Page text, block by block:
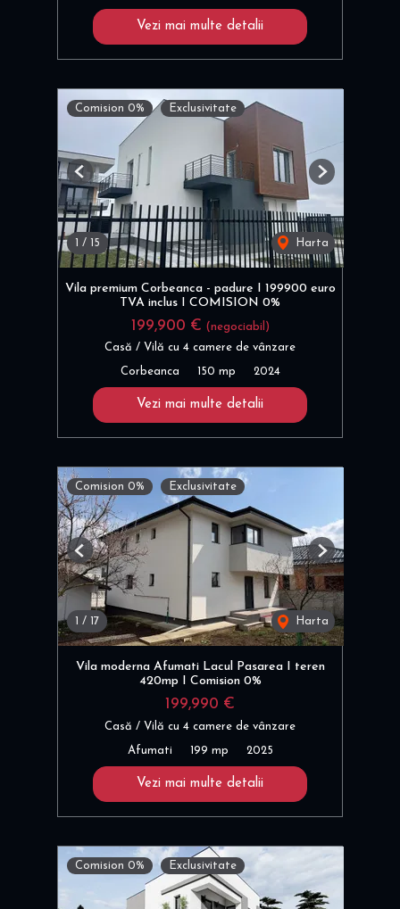
Vezi mai multe detalii
Comision 0% Exclusivitate
1 / 15 Harta
Previous Next
Vila premium Corbeanca - padure I 199900 euro
TVA inclus I COMISION 0%
199,900 € (negociabil)
Casă / Vilă cu 4 camere de vânzare
Corbeanca 150 mp 2024
Vezi mai multe detalii
Comision 0% Exclusivitate
/ 17 Harta
Previous Next
Vila moderna Afumati Lacul Pasarea I teren
420mp I Comision 0%
199,990 €
Casă / Vilă cu 4 camere de vânzare
Afumati 199 mp 2025
Vezi mai multe detalii
Comision 0% Exclusivitate